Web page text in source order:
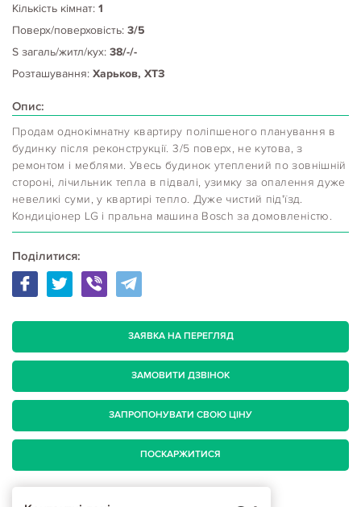
Кількість кімнат: 1
Поверх/поверховість: 3/5
S загаль/житл/кух: 38/-/-
Розташування: Харьков, ХТЗ
Опис:
Продам однокімнатну квартиру поліпшеного планування в
будинку після реконструкції. 3/5 поверх, не кутова, з
ремонтом і меблями. Увесь будинок утеплений по зовнішній
стороні, лічильник тепла в підвалі, узимку за опалення дуже
невеликі суми, у квартирі тепло. Дуже чистий під'їзд.
Кондиціонер LG і пральна машина Bosch за домовленістю.
Поділитися:
ЗАЯВКА НА ПЕРЕГЛЯД
ЗАМОВИТИ ДЗВІНОК
ЗАПРОПОНУВАТИ СВОЮ ЦІНУ
ПОСКАРЖИТИСЯ